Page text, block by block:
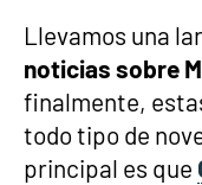
Llevamos una
noticias sobre
finalmente,
todo tipo de
principal es que